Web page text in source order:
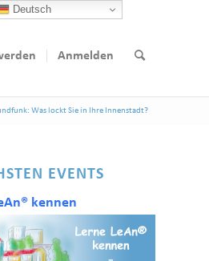
Anmelden
Was lockt Sie in Ihre Innenstadt?
EVENTS
kennen
Deutsch